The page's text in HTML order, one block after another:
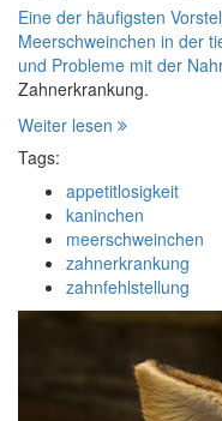
Eine der häufigsten
Meerschweinchen in der
und Probleme mit der
Zahnerkrankung.
Weiter lesen
Tags:
appetitlosigkeit
kaninchen
meerschweinchen
zahnerkrankung
zahnfehlstellung